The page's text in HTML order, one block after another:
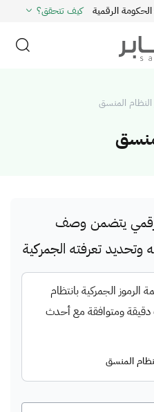
الرقمية كيف تتحقق؟
النظام المنسق
رقمي يتضمن وصف
تعرفته الجمركية
الجمركية بانتظام
ومتوافقة مع أحدث
المنسق